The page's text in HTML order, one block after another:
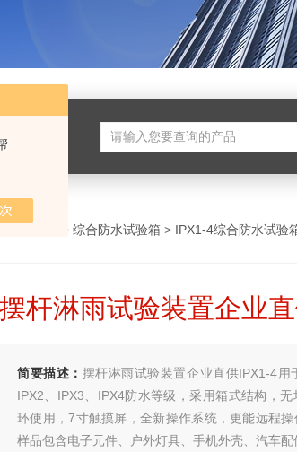
> 综合防水试验箱 > IPX1-4综合防水试验
摆杆淋雨试验装置企业
简要描述： 摆杆淋雨试验装置企业直供IPX1-4用
IPX2、IPX3、IPX4防水等级，采用箱式结构，
环使用，7寸触摸屏，全新操作系统，更能远程
样品包含电子元件、户外灯具、手机外壳、汽车配